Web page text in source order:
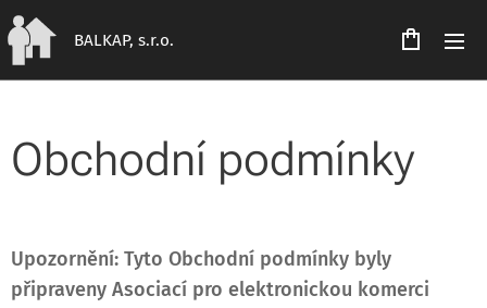
BALKAP, s.r.o.
Obchodní podmínky
Upozornění: Tyto Obchodní podmínky byly
připraveny Asociací pro elektronickou komerci